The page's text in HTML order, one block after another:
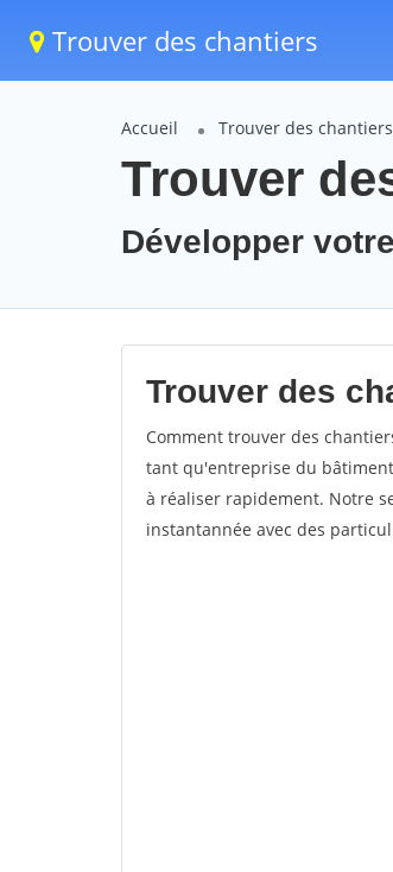
Trouver des chantiers
Accueil Trouver des
Trouver
Développer
Trouver des
Comment trouver des
tant qu'entreprise du
à réaliser rapidement. Notre
instantannée avec des